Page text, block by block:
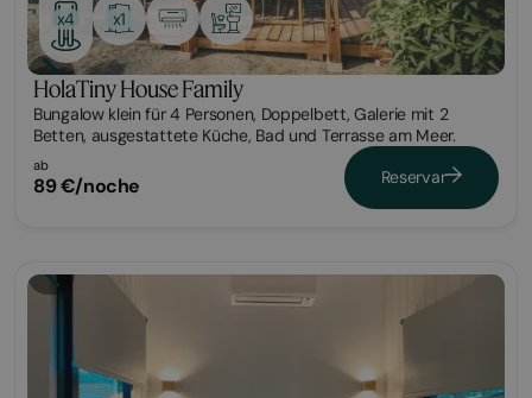
x4 x1
HolaTiny House Family
Bungalow klein für 4 Personen, Doppelbett, Galerie mit 2
Betten, ausgestattete Küche, Bad und Terrasse am Meer.
ab
89 €/noche Reservar
Bungalow